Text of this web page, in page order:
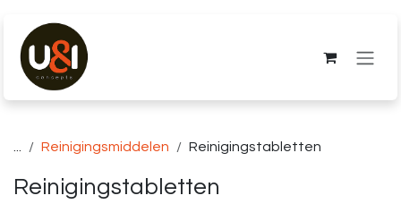
Reinigingsmiddelen Reinigingstabletten
Reinigingstabletten